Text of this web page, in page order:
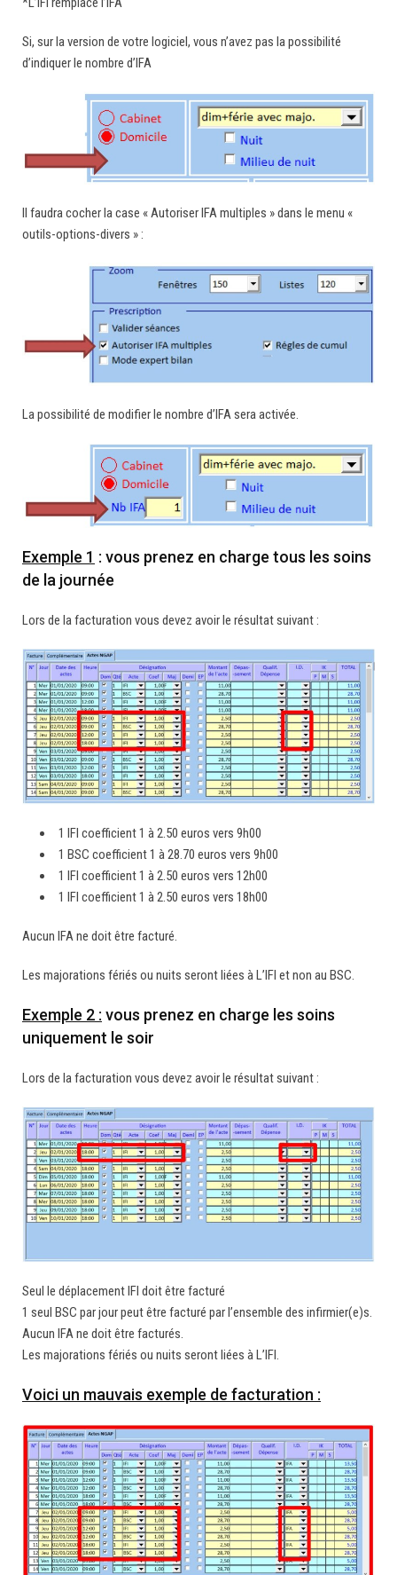
Si, sur la version de votre logiciel, vous n’avez pas la possibilité
d’indiquer le nombre d’IFA
Il faudra cocher la case « Autoriser IFA multiples » dans le menu «
outils-options-divers » :
La possibilité de modifier le nombre d’IFA sera activée.
Exemple 1 : vous prenez en charge tous les soins
de la journée
Lors de la facturation vous devez avoir le résultat suivant :
1 IFI coefficient 1 à 2.50 euros vers 9h00
1 BSC coefficient 1 à 28.70 euros vers 9h00
1 IFI coefficient 1 à 2.50 euros vers 12h00
1 IFI coefficient 1 à 2.50 euros vers 18h00
Aucun IFA ne doit être facturé.
Les majorations fériés ou nuits seront liées à L’IFI et non au BSC.
Exemple 2 : vous prenez en charge les soins
uniquement le soir
Lors de la facturation vous devez avoir le résultat suivant :
Seul le déplacement IFI doit être facturé
1 seul BSC par jour peut être facturé par l’ensemble des infirmier(e)s.
Aucun IFA ne doit être facturés.
Les majorations fériés ou nuits seront liées à L’IFI.
Voici un mauvais exemple de facturation :